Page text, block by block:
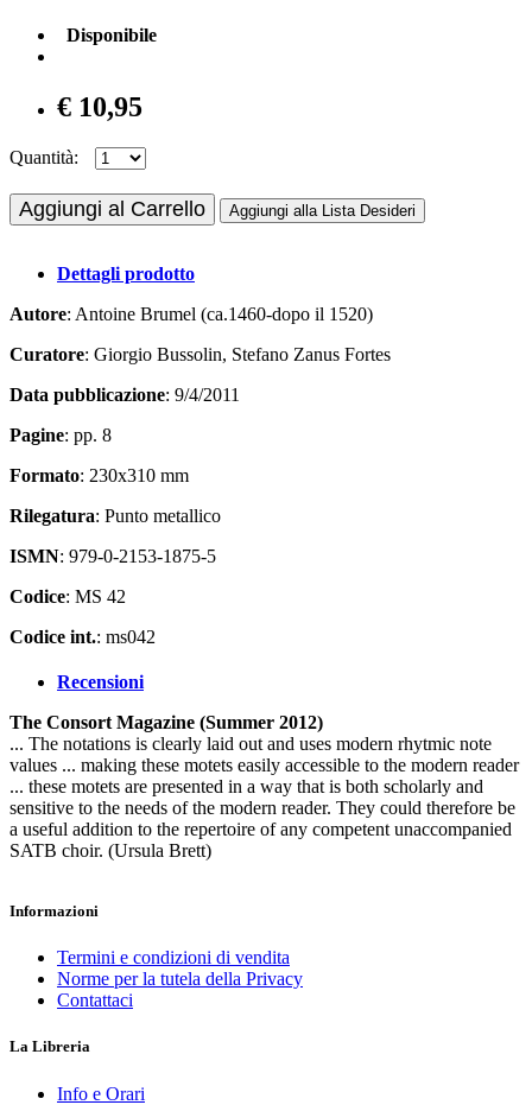
Disponibile
€ 10,95
Quantità:
Aggiungi al Carrello Aggiungi alla Lista Desideri
Dettagli prodotto
Autore: Antoine Brumel (ca.1460-dopo il 1520)
Curatore: Giorgio Bussolin, Stefano Zanus Fortes
Data pubblicazione: 9/4/2011
Pagine: pp. 8
Formato: 230x310 mm
Rilegatura: Punto metallico
ISMN: 979-0-2153-1875-5
Codice: MS 42
Codice int.: ms042
Recensioni
The Consort Magazine (Summer 2012)
... The notations is clearly laid out and uses modern rhytmic note
values ... making these motets easily accessible to the modern reader
... these motets are presented in a way that is both scholarly and
sensitive to the needs of the modern reader. They could therefore be
a useful addition to the repertoire of any competent unaccompanied
SATB choir. (Ursula Brett)
Informazioni
Termini e condizioni di vendita
Norme per la tutela della Privacy
Contattaci
La Libreria
Info e Orari